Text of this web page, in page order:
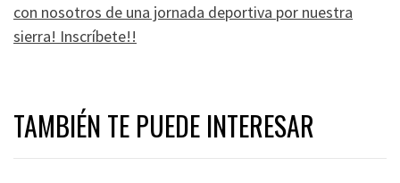
con nosotros de una jornada deportiva por nuestra
sierra! Inscríbete!!
TAMBIÉN TE PUEDE INTERESAR